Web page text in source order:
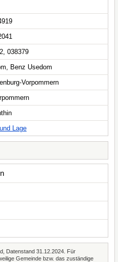
038379
Benz Usedom
Vorpommern
Lage
Datenstand 31.12.2024. Für
Gemeinde bzw. das zuständige